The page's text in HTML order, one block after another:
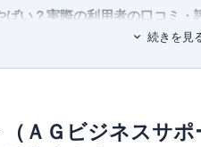
ばい？実際の利用者の口コミ・
万円と他社と比べて高めに設定され
続きを見
ＡＧビジネスサ